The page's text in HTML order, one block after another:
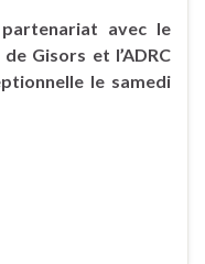
avec le
Gisors et l’ADRC
le samedi